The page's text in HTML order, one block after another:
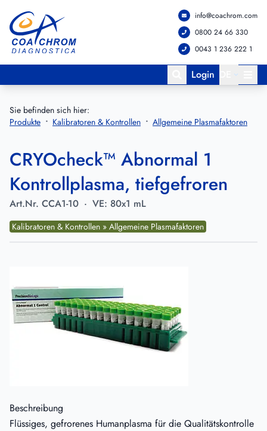
Zum Hauptmenü springen
Zum Hauptinhalt springen
info@coachrom.com
0800 24 66 330
0043 1 236 222 1
Login
Sie befinden sich hier:
Produkte
Kalibratoren & Kontrollen Allgemeine Plasmafaktoren
CRYOcheck™ Abnormal 1
Kontrollplasma, tiefgefroren
Art.Nr. CCA1-10 · VE: 80x1 mL
Kalibratoren & Kontrollen » Allgemeine Plasmafaktoren
Beschreibung
Flüssiges, gefrorenes Humanplasma für die Qualitätskontrolle